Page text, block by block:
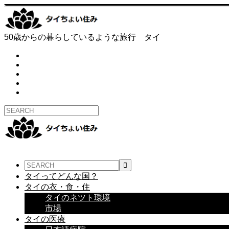
50歳からの暮らしているような旅行 タイ
タイってどんな国？
タイの衣・食・住
タイのネツト環境
市場
タイの医療